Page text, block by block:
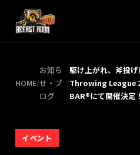
HOME/
お知ら
せ・ブ
ログ
/
駆け上がれ、斧投
Throwing League
BAR®︎にて開催決定！
イベント